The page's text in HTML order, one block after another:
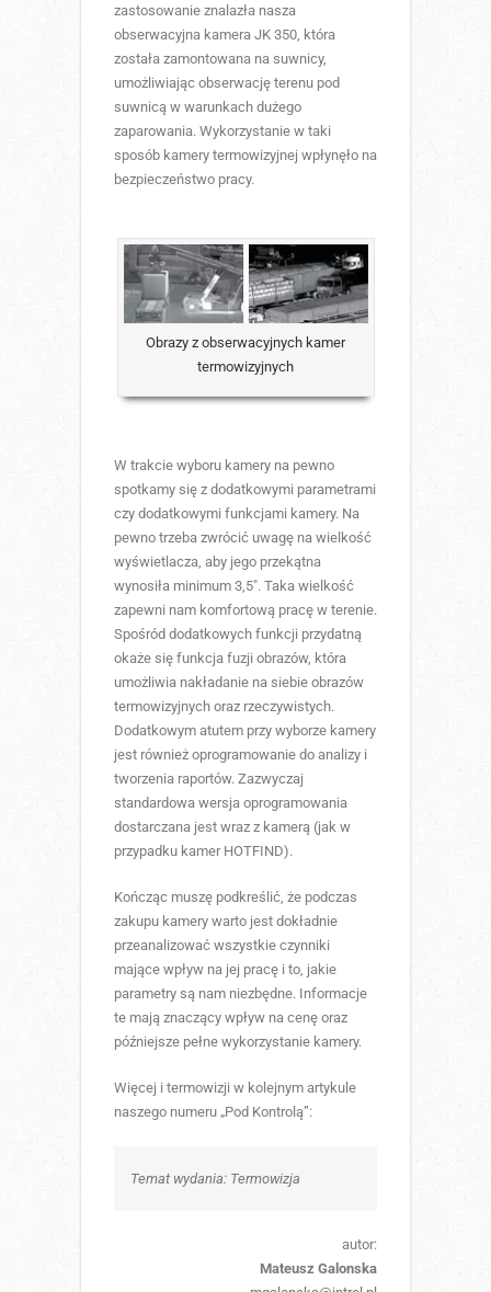
zastosowanie znalazła nasza
obserwacyjna kamera JK 350, która
została zamontowana na suwnicy,
umożliwiając obserwację terenu pod
suwnicą w warunkach dużego
zaparowania. Wykorzystanie w taki
sposób kamery termowizyjnej wpłynęło na
bezpieczeństwo pracy.
Obrazy z obserwacyjnych kamer
termowizyjnych
W trakcie wyboru kamery na pewno
spotkamy się z dodatkowymi parametrami
czy dodatkowymi funkcjami kamery. Na
pewno trzeba zwrócić uwagę na wielkość
wyświetlacza, aby jego przekątna
wynosiła minimum 3,5″. Taka wielkość
zapewni nam komfortową pracę w terenie.
Spośród dodatkowych funkcji przydatną
okaże się funkcja fuzji obrazów, która
umożliwia nakładanie na siebie obrazów
termowizyjnych oraz rzeczywistych.
Dodatkowym atutem przy wyborze kamery
jest również oprogramowanie do analizy i
tworzenia raportów. Zazwyczaj
standardowa wersja oprogramowania
dostarczana jest wraz z kamerą (jak w
przypadku kamer HOTFIND).
Kończąc muszę podkreślić, że podczas
zakupu kamery warto jest dokładnie
przeanalizować wszystkie czynniki
mające wpływ na jej pracę i to, jakie
parametry są nam niezbędne. Informacje
te mają znaczący wpływ na cenę oraz
późniejsze pełne wykorzystanie kamery.
Więcej i termowizji w kolejnym artykule
naszego numeru „Pod Kontrolą”:
Temat wydania: Termowizja
autor:
Mateusz Galonska